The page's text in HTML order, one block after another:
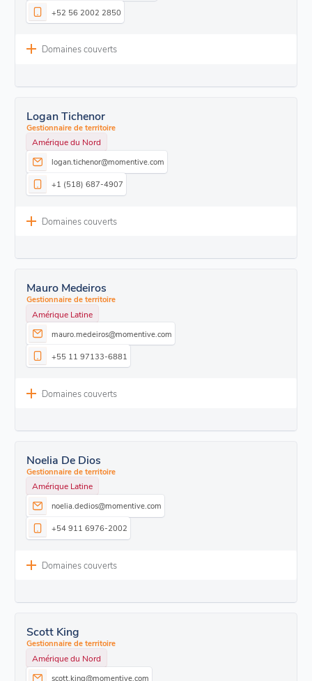
+52 56 2002 2850
Domaines couverts
Logan Tichenor
Gestionnaire de territoire
Amérique du Nord
logan.tichenor@momentive.com
+1 (518) 687-4907
Domaines couverts
Mauro Medeiros
Gestionnaire de territoire
Amérique Latine
mauro.medeiros@momentive.com
+55 11 97133-6881
Domaines couverts
Noelia De Dios
Gestionnaire de territoire
Amérique Latine
noelia.dedios@momentive.com
+54 911 6976-2002
Domaines couverts
Scott King
Gestionnaire de territoire
Amérique du Nord
scott.king@momentive.com